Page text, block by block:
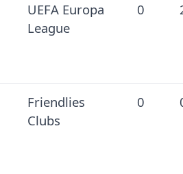
UEFA Europa
League
0
Friendlies
Clubs
0